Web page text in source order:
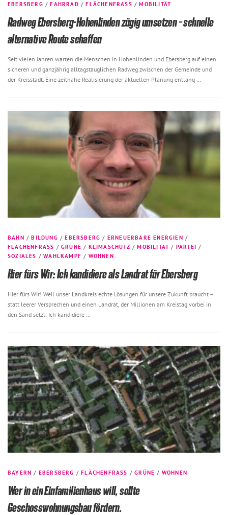
EBERSBERG /FAHRRAD /FLÄCHENFRASS /MOBILITÄT
Radweg Ebersberg-Hohenlinden zügig umsetzen – schnelle
alternative Route schaffen
Seit vielen Jahren warten die Menschen in Hohenlinden und Ebersberg auf einen
sicheren und ganzjährig alltagstauglichen Radweg zwischen der Gemeinde und
der Kreisstadt. Eine zeitnahe Realisierung der aktuellen Planung entlang …
BAHN /BILDUNG /EBERSBERG / ERNEUERBARE ENERGIEN /
FLÄCHENFRASS
/GRÜNE / KLIMASCHUTZ /MOBILITÄT / PARTEI /
SOZIALES /WAHLKAMPF / WOHNEN
Hier fürs Wir: Ich kandidiere als Landrat für Ebersberg
Hier fürs Wir! Weil unser Landkreis echte Lösungen für unsere Zukunft braucht –
statt leerer Versprechen und einen Landrat, der Millionen am Kreistag vorbei in
den Sand setzt: Ich kandidiere …
BAYERN / EBERSBERG /FLÄCHENFRASS /GRÜNE / WOHNEN
Wer in ein Einfamilienhaus will, sollte
Geschosswohnungsbau fördern.